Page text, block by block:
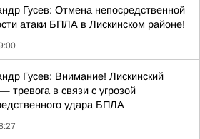
Гусев: Отмена непосредственной
атаки БПЛА в Лискинском районе!
Гусев: Внимание! Лискинский
тревога в связи с угрозой
удара БПЛА